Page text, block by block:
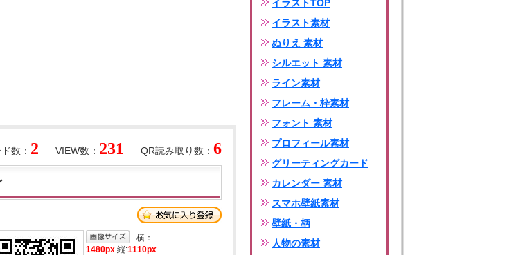
QR読み取り数： 6
VIEW数： 231
数： 2
横：
1480px 縦:1110px
イラストTOP
イラスト素材
ぬりえ 素材
シルエット 素材
ライン素材
フレーム・枠素材
フォント 素材
プロフィール素材
グリーティングカード
カレンダー 素材
スマホ壁紙素材
壁紙・柄
人物の素材